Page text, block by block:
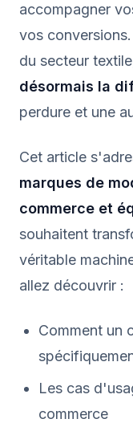
accompagner
vos
du secteur
désormais la
perdure et une
Cet article
marques de
commerce et
souhaitent
véritable
allez découvrir :
Comment un
Les cas
commerce